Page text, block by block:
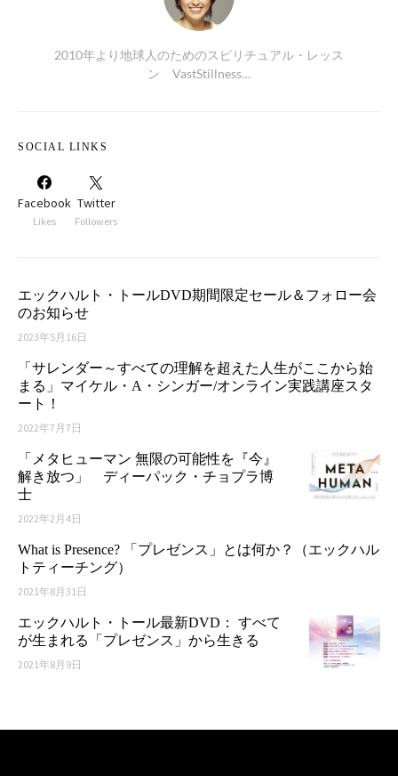
2010年より地球人のためのスピリチュアル・レッス
ン VastStillness…
SOCIAL LINKS
Facebook
Likes
Twitter
Followers
エックハルト・トールDVD期間限定セール＆フォロー会
のお知らせ
2023年5月16日
「サレンダー～すべての理解を超えた人生がここから始
まる」マイケル・A・シンガー/オンライン実践講座スタ
ート！
2022年7月7日
「メタヒューマン 無限の可能性を『今』
解き放つ」 ディーパック・チョプラ博
士
2022年2月4日
What is Presence? 「プレゼンス」とは何か？（エックハル
トティーチング）
2021年8月31日
エックハルト・トール最新DVD： すべて
が生まれる「プレゼンス」から生きる
2021年8月9日